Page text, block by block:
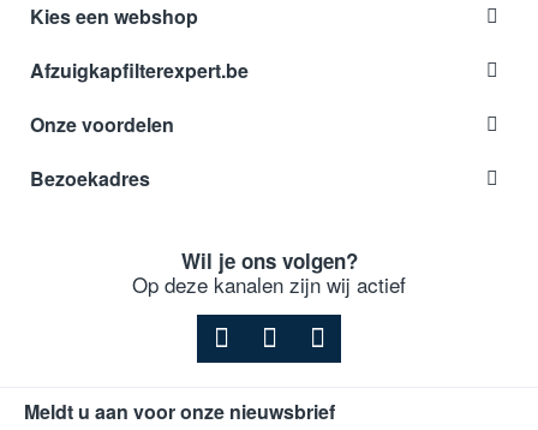
Kies een webshop
Afzuigkapfilterexpert.be
Onze voordelen
Bezoekadres
Wil je ons volgen?
Op deze kanalen zijn wij actief
Meldt u aan voor onze nieuwsbrief